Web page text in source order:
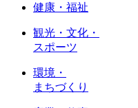
健康・福祉
観光・文化・
スポーツ
環境・
まちづくり